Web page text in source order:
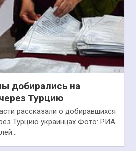
добирались на
Турцию
рассказали о добиравшихся
Турцию украинцах Фото: РИА